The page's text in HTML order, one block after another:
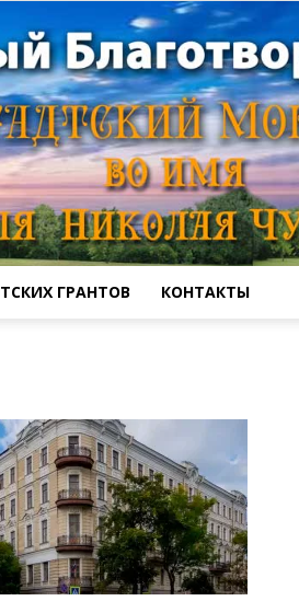
Морской
ГРАНТОВ КОНТАКТЫ